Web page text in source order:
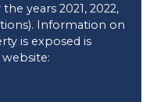
years 2021, 2022,
Information on
is exposed is